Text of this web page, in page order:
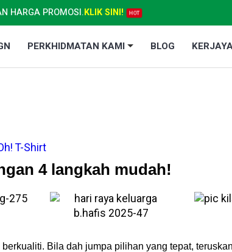
HARGA PROMOSI.KLIK SINI! HOT
PERKHIDMATAN KAMI BLOG
4 langkah mudah!
Bila dah jumpa pilihan yang tepat,